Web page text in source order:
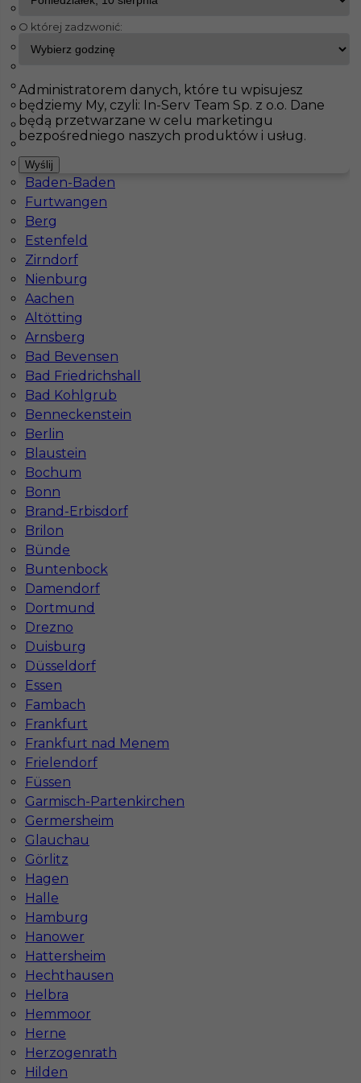
InServ Oferty pracy
Pokaż filtr
Oberharz am Brocken
Weilerswist
Heidenheim an der Brenz
Hohenlimburg
Schwerte
Oberhausen
Lörrach
Lingen
Baden-Baden
Furtwangen
Berg
Estenfeld
Zirndorf
Nienburg
Aachen
Altötting
Arnsberg
Bad Bevensen
Bad Friedrichshall
Bad Kohlgrub
Benneckenstein
Berlin
Blaustein
Bochum
Bonn
Brand-Erbisdorf
Brilon
Bünde
Buntenbock
Damendorf
Dortmund
Drezno
Duisburg
Düsseldorf
Essen
Fambach
Frankfurt
Frankfurt nad Menem
Frielendorf
Füssen
Garmisch-Partenkirchen
Germersheim
Glauchau
Görlitz
Hagen
Halle
Hamburg
Hanower
Hattersheim
Hechthausen
Helbra
Hemmoor
Herne
Herzogenrath
Hilden
Murarz bez języka - praca za granica
Kategoria Prace budowlane
Lokalizacja Niemcy
Wymagane języki
Stawka 16 - 18 € / h
Praca dla murarzy za granicą (Niemcy)
Kategoria Prace budowlane
Lokalizacja
Wymagane języki
Stawka 19 - 21 € / h
1
Znaleziono 2 wyników
Jak znaleźć pracę za granicą?
Czy praca Niemcy na budowie nadal się
opłaca przy obecnych kosztach życia?
Gdzie do pracy za granicę?
O której zadzwonić:
Administratorem danych, które tu wpisujesz
będziemy My, czyli: In-Serv Team Sp. z o.o. Dane
będą przetwarzane w celu marketingu
bezpośredniego naszych produktów i usług.
Wyślij